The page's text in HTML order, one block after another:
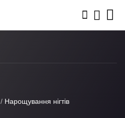
/ Нарощування нігтів